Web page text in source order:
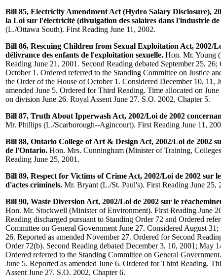
Bill 85, Electricity Amendment Act (Hydro Salary Disclosure),
la Loi sur l'électricité (divulgation des salaires dans l'industrie
(L./Ottawa South). First Reading June 11, 2002.
Bill 86, Rescuing Children from Sexual Exploitation Act, 2002/
délivrance des enfants de l'exploitation sexuelle. Hon. Mr. Young
Reading June 21, 2001. Second Reading debated September 25,
October 1. Ordered referred to the Standing Committee on Justice
the Order of the House of October 1. Considered December 10, 11,
amended June 5. Ordered for Third Reading. Time allocated on
on division June 26. Royal Assent June 27. S.O. 2002, Chapter 5.
Bill 87, Truth About Ipperwash Act, 2002/Loi de 2002
Mr. Phillips (L./Scarborough--Agincourt). First Reading June 11,
Bill 88, Ontario College of Art & Design Act, 2002/Loi de 2002
de l'Ontario. Hon. Mrs. Cunningham (Minister of Training,
Reading June 25, 2001.
Bill 89, Respect for Victims of Crime Act, 2002/Loi de 2002 sur
d'actes criminels. Mr. Bryant (L./St. Paul's). First Reading June 25,
Bill 90, Waste Diversion Act, 2002/Loi de 2002 sur le
Hon. Mr. Stockwell (Minister of Environment). First Reading June
Reading discharged pursuant to Standing Order 72 and Ordered
Committee on General Government June 27. Considered August
26. Reported as amended November 27. Ordered for Second
Order 72(b). Second Reading debated December 3, 10, 2001; May
Ordered referred to the Standing Committee on General
June 5. Reported as amended June 6. Ordered for Third Reading.
Assent June 27. S.O. 2002, Chapter 6.